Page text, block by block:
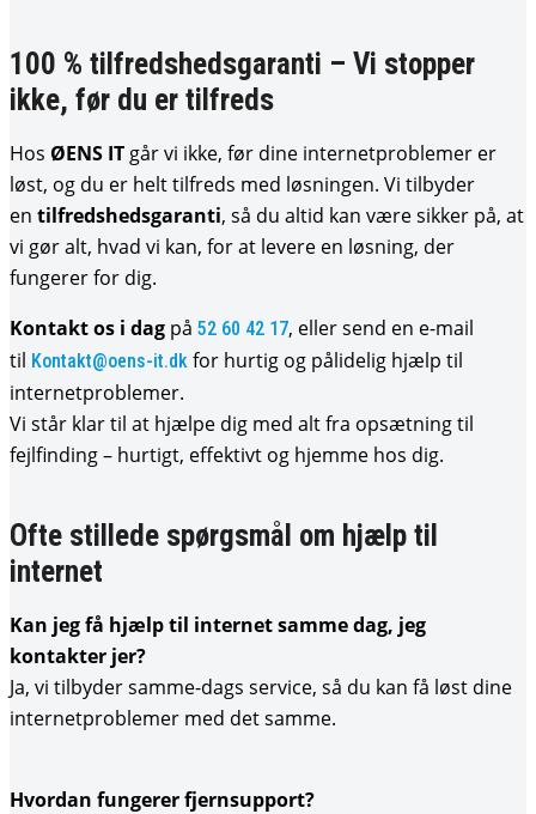
100 % tilfredshedsgaranti – Vi stopper
ikke, før du er tilfreds
Hos ØENS IT går vi ikke, før dine internetproblemer er
løst, og du er helt tilfreds med løsningen. Vi tilbyder
en tilfredshedsgaranti, så du altid kan være sikker på, at
vi gør alt, hvad vi kan, for at levere en løsning, der
fungerer for dig.
Kontakt os i dag på 52 60 42 17, eller send en e-mail
til Kontakt@oens-it.dk for hurtig og pålidelig hjælp til
internetproblemer.
Vi står klar til at hjælpe dig med alt fra opsætning til
fejlfinding – hurtigt, effektivt og hjemme hos dig.
Ofte stillede spørgsmål om hjælp til
internet
Kan jeg få hjælp til internet samme dag, jeg
kontakter jer?
Ja, vi tilbyder samme-dags service, så du kan få løst dine
internetproblemer med det samme.
Hvordan fungerer fjernsupport?